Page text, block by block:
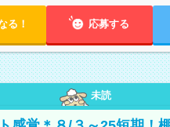
る！ 応募する
未読